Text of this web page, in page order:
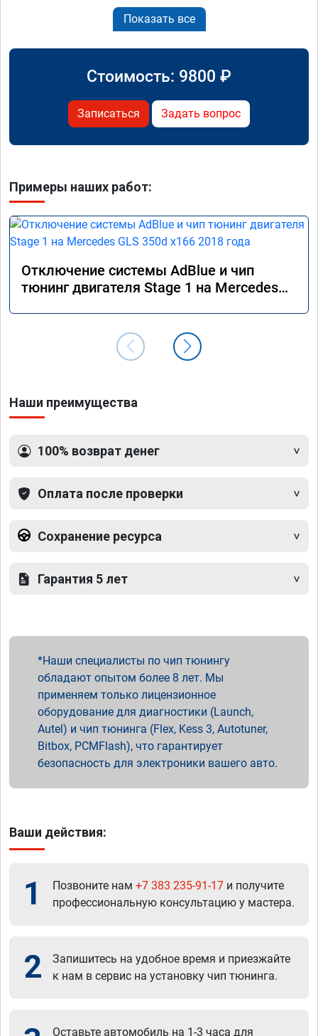
Показать все
Стоимость: 9800 ₽
Записаться Задать вопрос
Примеры наших работ:
Отключение системы AdBlue и чип
тюнинг двигателя Stage 1 на Mercedes
Наши преимущества
100% возврат денег
Оплата после проверки
Сохранение ресурса
Гарантия 5 лет
Наши специалисты по чип тюнингу
обладают опытом более 8 лет. Мы
применяем только лицензионное
оборудование для диагностики (Launch,
Autel) и чип тюнинга (Flex, Kess 3, Autotuner,
Bitbox, PCMFlash), что гарантирует
безопасность для электроники вашего авто.
Ваши действия:
1 Позвоните нам +7 383 235-91-17 и получите
профессиональную консультацию у мастера.
2
Запишитесь на удобное время и приезжайте
к нам в сервис на установку чип тюнинга.
Оставьте автомобиль на 1-3 часа для